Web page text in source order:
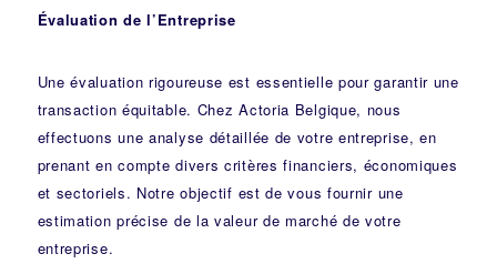
Évaluation de l’Entreprise
Une évaluation rigoureuse est essentielle pour garantir une
transaction équitable. Chez Actoria Belgique, nous
effectuons une analyse détaillée de votre entreprise, en
prenant en compte divers critères financiers, économiques
et sectoriels. Notre objectif est de vous fournir une
estimation précise de la valeur de marché de votre
entreprise.